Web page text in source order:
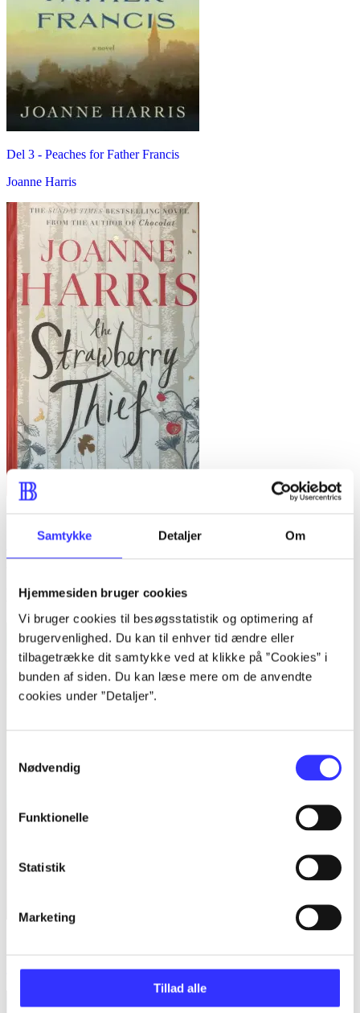
Samtykke Detaljer Om
Hjemmesiden bruger cookies
Vi bruger cookies til besøgsstatistik og optimering af
brugervenlighed. Du kan til enhver tid ændre eller
tilbagetrække dit samtykke ved at klikke på ”Cookies” i
bunden af siden. Du kan læse mere om de anvendte
cookies under ”Detaljer”.
Nødvendig
Funktionelle
Statistik
Marketing
Tillad alle
Del 3 - Peaches for Father Francis
Joanne Harris
Joanne Harris
Minder om
Joanne Harris